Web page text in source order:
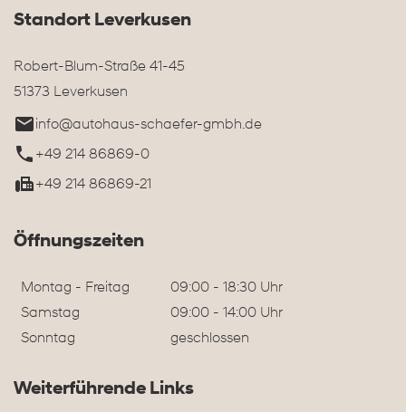
Standort Leverkusen
Robert-Blum-Straße 41-45
51373 Leverkusen
info@autohaus-schaefer-gmbh.de
+49 214 86869-0
+49 214 86869-21
Öffnungszeiten
Montag - Freitag
09:00 - 18:30 Uhr
Samstag
09:00 - 14:00 Uhr
Sonntag
geschlossen
Weiterführende Links